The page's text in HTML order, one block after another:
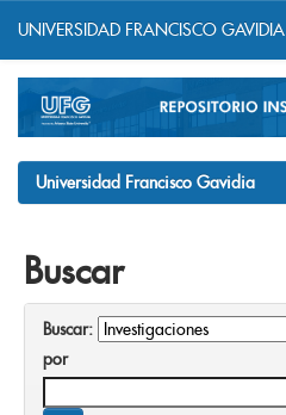
navigation
UNIVERSIDAD FRANCISCO GAVIDIA
Universidad Francisco Gavidia
Buscar
Buscar:
por